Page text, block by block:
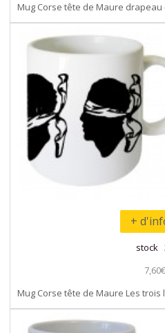
Mug Corse tête de Maure
+
stock
7,60€
Mug Corse tête de Maure Les trois